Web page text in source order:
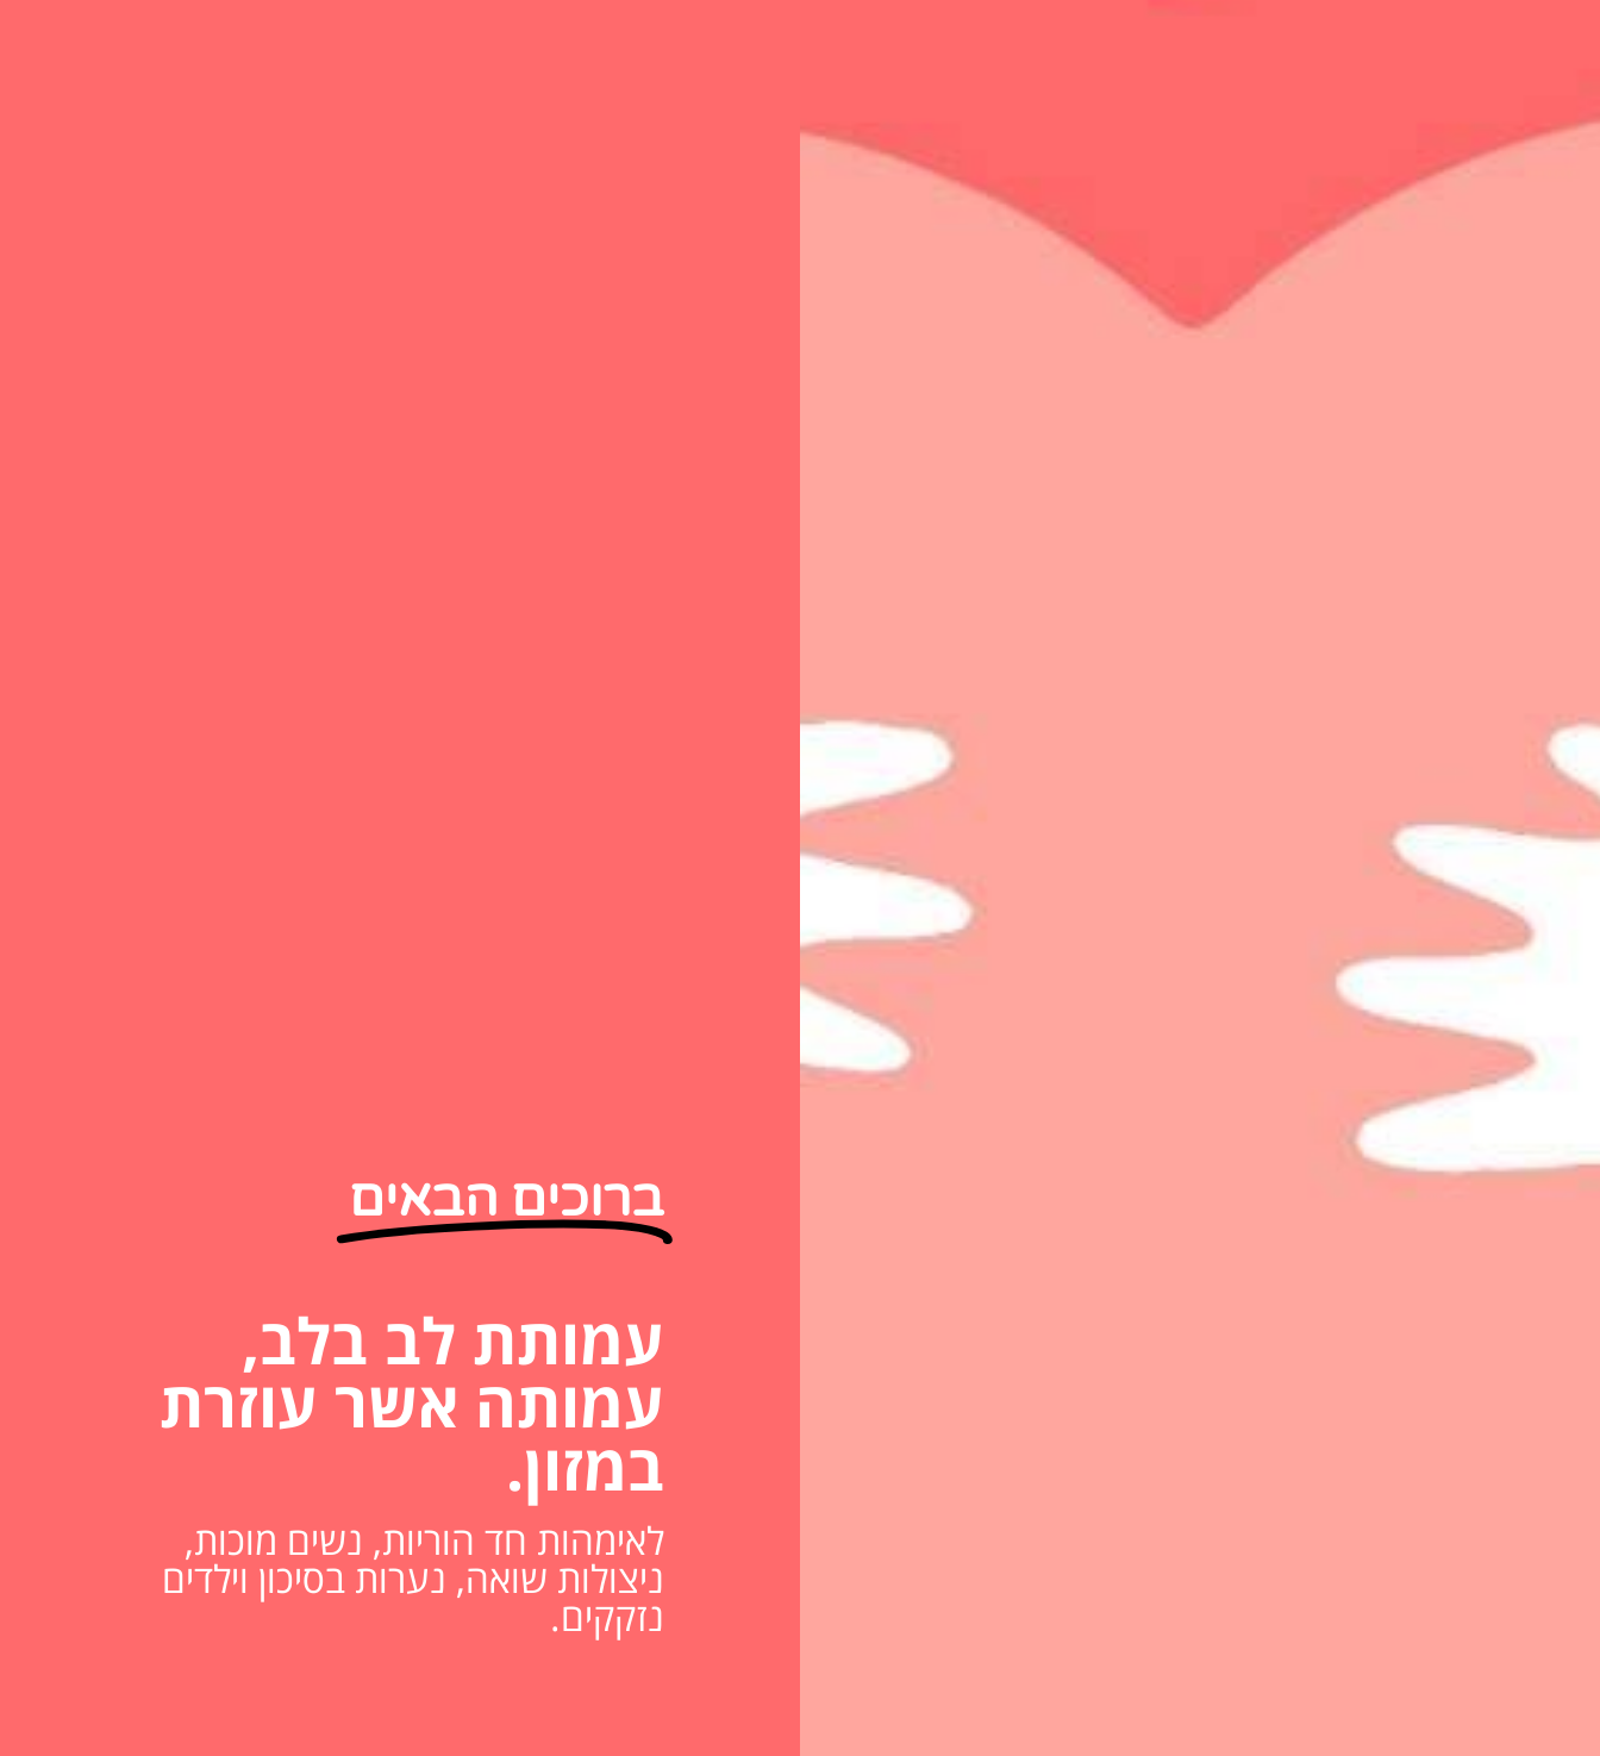
ברוכים הבאים
עמותת לב בלב,
עמותה אשר עוזרת
במזון.
לאימהות חד הוריות, נשים מוכות,
ניצולות שואה, נערות בסיכון וילדים
נזקקים.